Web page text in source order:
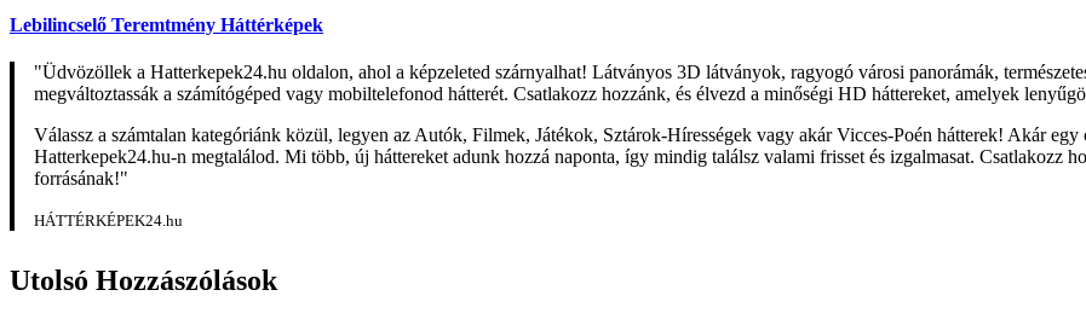
Lebilincselő Teremtmény Háttérképek
"Üdvözöllek a Hatterkepek24.hu oldalon, ahol a képzeleted szárnyalhat! Látványos 3D látványok, ragyogó városi panorámák,
megváltoztassák a számítógéped vagy mobiltelefonod hátterét. Csatlakozz hozzánk, és élvezd a minőségi HD háttereket, amelyek
Válassz a számtalan kategóriánk közül, legyen az Autók, Filmek, Játékok, Sztárok-Hírességek vagy akár Vicces-Poén hátterek! Akár egy
Hatterkepek24.hu-n megtalálod. Mi több, új háttereket adunk hozzá naponta, így mindig találsz valami frisset és izgalmasat. Csatlakozz
forrásának!"
HÁTTÉRKÉPEK24.hu
Utolsó Hozzászólások